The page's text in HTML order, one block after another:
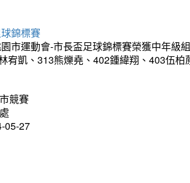
錦標賽
市運動會-市長盃足球錦標賽榮獲中年
宥凱、313熊爍堯、402鍾緯翔、403伍
競賽
05-27